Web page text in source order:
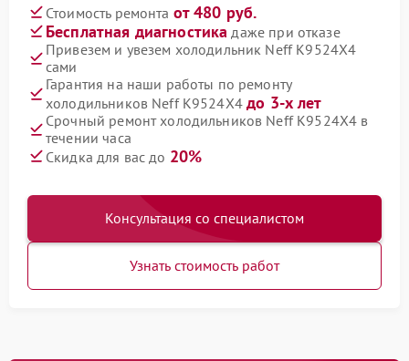
Стоимость ремонта от 480 руб.
Бесплатная диагностика даже при отказе
Привезем и увезем холодильник Neff K9524X4
сами
Гарантия на наши работы по ремонту
холодильников Neff K9524X4до 3-х лет
Срочный ремонт холодильников Neff K9524X4 в
течении часа
Скидка для вас до 20%
Консультация со специалистом
Узнать стоимость работ